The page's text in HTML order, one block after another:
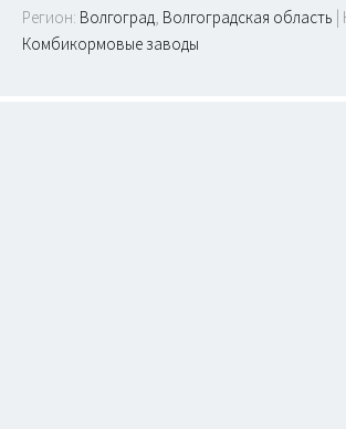
Регион: Волгоград, Волгоградская область
Комбикормовые заводы